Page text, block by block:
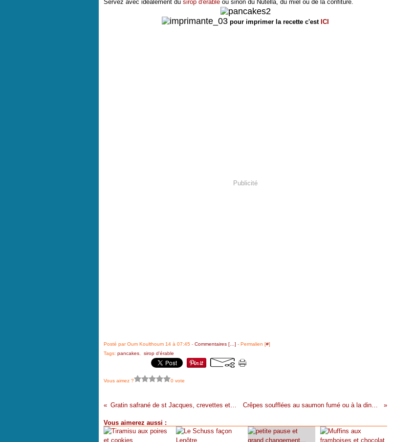
Servez avec idéalement du sirop d'érable ou sinon du Nutella, du miel ou de la confiture.
pour imprimer la recette c'est ICI
Publicité
Posté par Oum Koulthoum 14 à 07:45 - Commentaires [ ] - Permalien [#]
Tags: pancakes sirop d'érable
Vous aimez ? 0 vote
Gratin safrané de st Jacques, crevettes et champignons Crêpes soufflées au saumon fumé ou à la dinde (petits-fours)
Vous aimerez aussi :